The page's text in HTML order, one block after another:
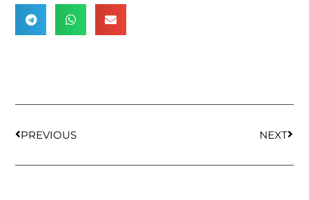
PREVIOUS NEXT